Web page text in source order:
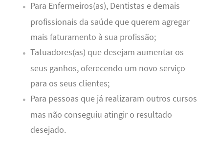
Para Enfermeiros(as), Dentistas e demais
profissionais da saúde que querem agregar
mais faturamento à sua profissão;
Tatuadores(as) que desejam aumentar os
seus ganhos, oferecendo um novo serviço
para os seus clientes;
Para pessoas que já realizaram outros cursos
mas não conseguiu atingir o resultado
desejado.